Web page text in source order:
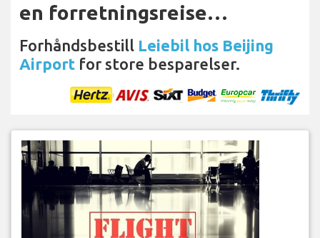
en forretningsreise…
Forhåndsbestill Leiebil hos Beijing
Airport for store besparelser.